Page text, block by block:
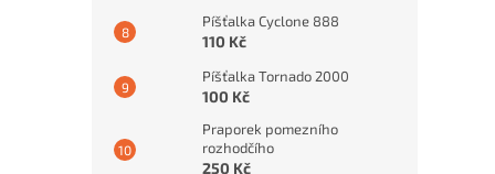
Píšťalka Cyclone 888
110 Kč
Píšťalka Tornado 2000
100 Kč
Praporek pomezního
rozhodčího
250 Kč